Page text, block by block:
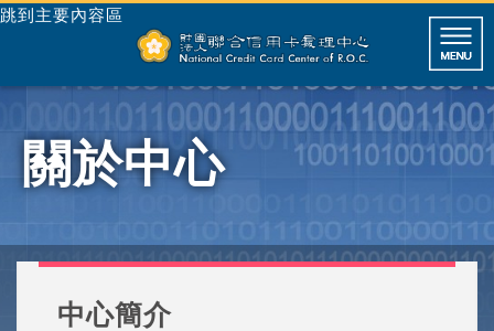
跳到主要內容區
關於中心
中心簡介